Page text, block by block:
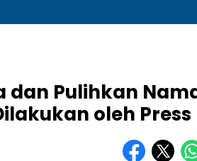
dan Pulihkan
oleh Press